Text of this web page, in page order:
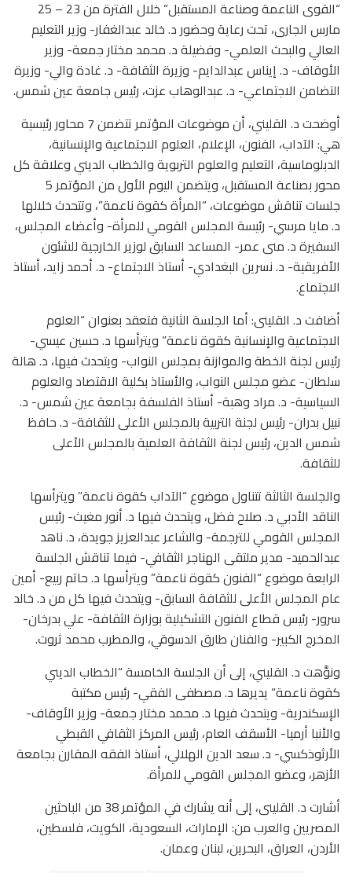
“القوى الناعمة وصناعة المستقبل” خلال الفترة من 23 – 25
مارس الجارى، تحت رعاية وحضور د. خالد عبدالغفار- وزير التعليم
العالي والبحث العلمي- وفضيلة د. محمد مختار جمعة- وزير
الأوقاف- د. إيناس عبدالدايم- وزيرة الثقافة- د. غادة والي- وزيرة
التضامن الاجتماعي- د. عبدالوهاب عزت، رئيس جامعة عين شمس.
أوضحت د. القليني، أن موضوعات المؤتمر تتضمن 7 محاور رئيسية
هي: الآداب، الفنون، الإعلام، العلوم الاجتماعية والإنسانية،
الدبلوماسية، التعليم والعلوم التربوية والخطاب الديني وعلاقة كل
محور بصناعة المستقبل، ويتضمن اليوم الأول من المؤتمر 5
جلسات تناقش موضوعات، “المرأة كقوة ناعمة”، وتتحدث خلالها
د. مايا مرسي- رئيسة المجلس القومي للمرأة- وأعضاء المجلس،
السفيرة د. منى عمر- المساعد السابق لوزير الخارجية للشئون
الأفريقية- د. نسرين البغدادي- أستاذ الاجتماع- د. أحمد زايد، أستاذ
الاجتماع.
أضافت د. القلينى: أما الجلسة الثانية فتعقد بعنوان “العلوم
الاجتماعية والإنسانية كقوة ناعمة” ويترأسها د. حسين عيسي-
رئيس لجنة الخطة والموازنة بمجلس النواب- ويتحدث فيها، د. هالة
سلطان- عضو مجلس النواب، والأستاذ بكلية الاقتصاد والعلوم
السياسية- د. مراد وهبة- أستاذ الفلسفة بجامعة عين شمس- د.
نبيل بدران- رئيس لجنة التربية بالمجلس الأعلى للثقافة- د. حافظ
شمس الدين، رئيس لجنة الثقافة العلمية بالمجلس الأعلى
للثقافة.
والجلسة الثالثة تتناول موضوع “الآداب كقوة ناعمة” ويترأسها
الناقد الأدبي د. صلاح فضل، ويتحدث فيها د. أنور مغيث- رئيس
المجلس القومي للترجمة- والشاعر عبدالعزيز جويدة، د. ناهد
عبدالحميد- مدير ملتقى الهناجر الثقافي- فيما تناقش الجلسة
الرابعة موضوع “الفنون كقوة ناعمة” ويترأسها د. حاتم ربيع- أمين
عام المجلس الأعلى للثقافة السابق- ويتحدث فيها كل من د. خالد
سرور- رئيس قطاع الفنون التشكيلية بوزارة الثقافة- علي بدرخان-
المخرج الكبير- والفنان طارق الدسوقي، والمطرب محمد ثروت.
ونوَّهت د. القليني، إلى أن الجلسة الخامسة “الخطاب الديني
كقوة ناعمة” يديرها د. مصطفى الفقي- رئيس مكتبة
الإسكندرية- ويتحدث فيها د. محمد مختار جمعة- وزير الأوقاف-
والأنبا أرميا- الأسقف العام، رئيس المركز الثقافي القبطي
الأرثوذكسي- د. سعد الدين الهلالي، أستاذ الفقه المقارن بجامعة
الأزهر، وعضو المجلس القومي للمرأة.
أشارت د. القلينى، إلى أنه يشارك في المؤتمر 38 من الباحثين
المصريين والعرب من: الإمارات، السعودية، الكويت، فلسطين،
الأردن، العراق، البحرين، لبنان وعمان.